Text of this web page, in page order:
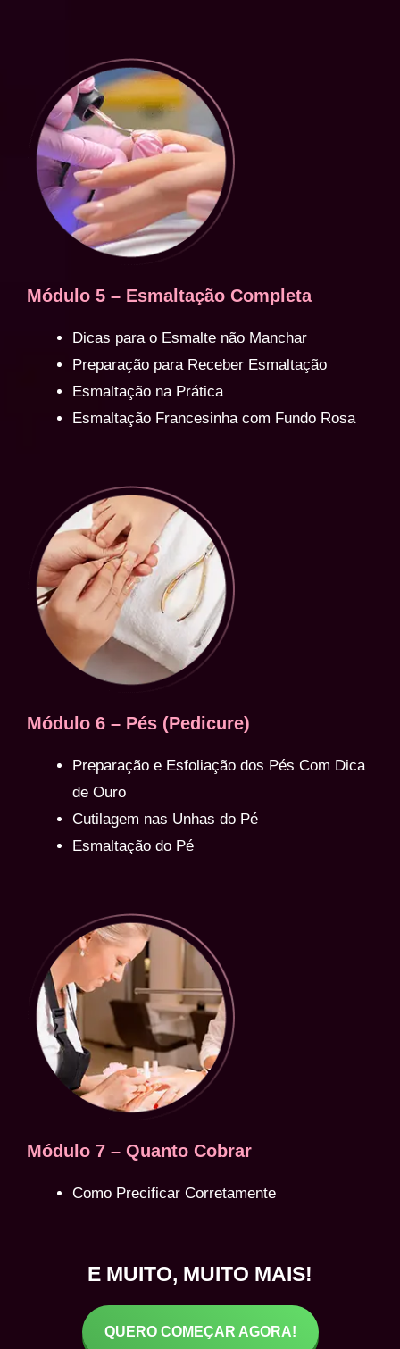
Módulo 5 – Esmaltação Completa
Dicas para o Esmalte não Manchar
Preparação para Receber Esmaltação
Esmaltação na Prática
Esmaltação Francesinha com Fundo Rosa
Módulo 6 – Pés (Pedicure)
Preparação e Esfoliação dos Pés Com Dica
de Ouro
Cutilagem nas Unhas do Pé
Esmaltação do Pé
Módulo 7 – Quanto Cobrar
Como Precificar Corretamente
E MUITO, MUITO MAIS!
QUERO COMEÇAR AGORA!